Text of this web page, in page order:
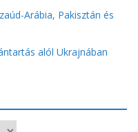
Arábia, Pakisztán és
alól Ukrajnában